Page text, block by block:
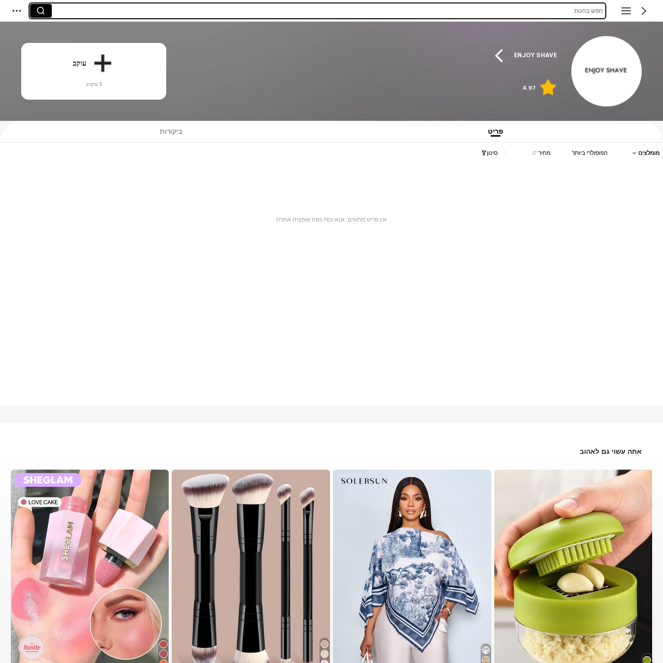
חפש בחנות
ENJOY SHAVE
4.97
עוקב
3 עוקבים
פריט ביקורות
מומלצים הפופולרי ביותר מחיר סינון
אין פריט מתאים. אנא נסי/ נסה אופציה אחרת
אתה עשוי גם לאהוב